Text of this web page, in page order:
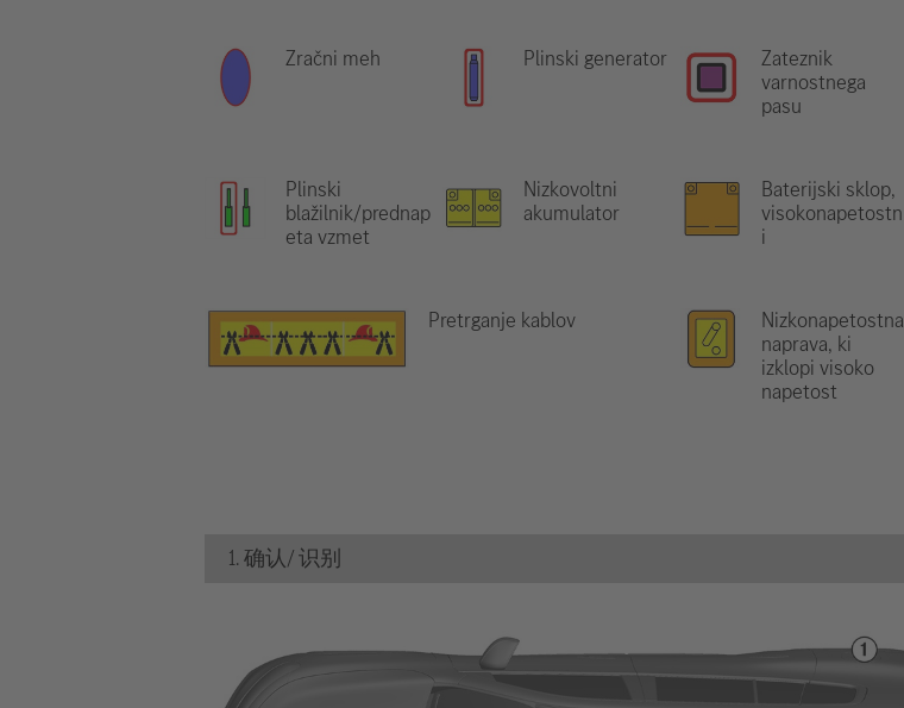
Zračni meh Plinski generator
Zateznik
varnostnega
pasu
Plinski
blažilnik/prednap
eta vzmet
Nizkovoltni
akumulator
Baterijski sklop,
visokonapetostn
i
Pretrganje kablov
Nizkonapetostna
naprava, ki
izklopi visoko
napetost
1. 确认/ 识别